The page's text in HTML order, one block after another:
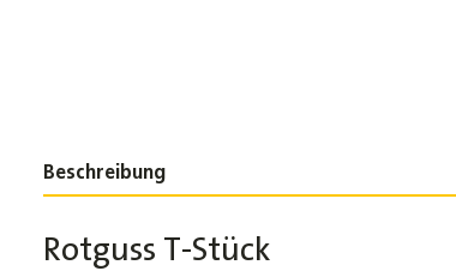
Beschreibung
Rotguss T-Stück